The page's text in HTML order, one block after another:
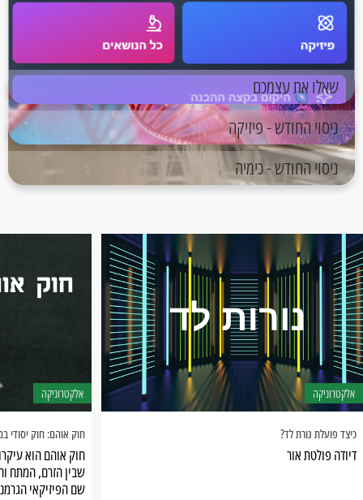
שאלו את עצמכם
ניסוי החודש - פיזיקה
ניסוי החודש - כימיה
אלקטרוניקה
כיצד פועלת נורת לד?
דיודה פולטת אור
אלקטרוניקה
חוק אוהם: חוק יסודי
חוק אוהם הוא
שבין הזרם, המתח
שם הפיזיקאי